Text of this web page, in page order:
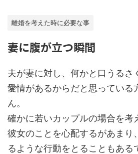
離婚を考えた時に必要な事
妻に腹が立つ瞬間
夫が妻に対し、何かと口うるさ
愛情があるからだと思っている
ん。
確かに若いカップルの場合を考
彼女のことを心配するがあまり
るような行動をとることもある